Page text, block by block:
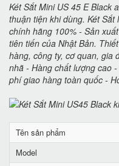
Két Sắt Mini US 45 E Black
thuận tiện khi dùng. Két
chính hãng 100% - Sản
tiên tiến của Nhật Bản.
hàng, công ty, cơ quan, gia
nhã - Hàng chất lượng cao
phí giao hàng toàn quốc -
Tên sản phẩm
Model